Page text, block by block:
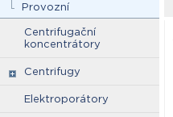
Provozní
Centrifugační
koncentrátory
Centrifugy
Elektroporátory